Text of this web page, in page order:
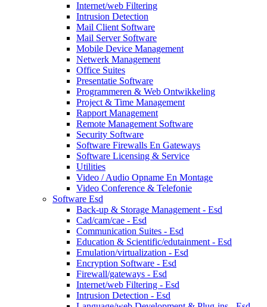
Internet/web Filtering
Intrusion Detection
Mail Client Software
Mail Server Software
Mobile Device Management
Netwerk Management
Office Suites
Presentatie Software
Programmeren & Web Ontwikkeling
Project & Time Management
Rapport Management
Remote Management Software
Security Software
Software Firewalls En Gateways
Software Licensing & Service
Utilities
Video / Audio Opname En Montage
Video Conference & Telefonie
Software Esd
Back-up & Storage Management - Esd
Cad/cam/cae - Esd
Communication Suites - Esd
Education & Scientific/edutainment - Esd
Emulation/virtualization - Esd
Encryption Software - Esd
Firewall/gateways - Esd
Internet/web Filtering - Esd
Intrusion Detection - Esd